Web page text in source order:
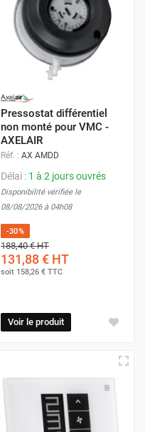
Pressostat différentiel
non monté pour VMC -
AXELAIR
Réf. : AX AMDD
Délai : 1 à 2 jours ouvrés
Disponibilité vérifiée le
08/08/2026 à 04h08
-30%
188,40 €HT
131,88 € HT
soit 158,26 € TTC
Voir le produit